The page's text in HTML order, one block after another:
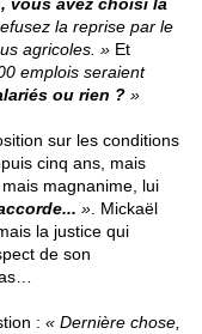
la reprise par le
agricoles. » Et
emplois seraient
ou rien ? »
sur les conditions
cinq ans, mais
magnanime, lui
» . Mickaël
la justice qui
de son
: « Dernière chose,